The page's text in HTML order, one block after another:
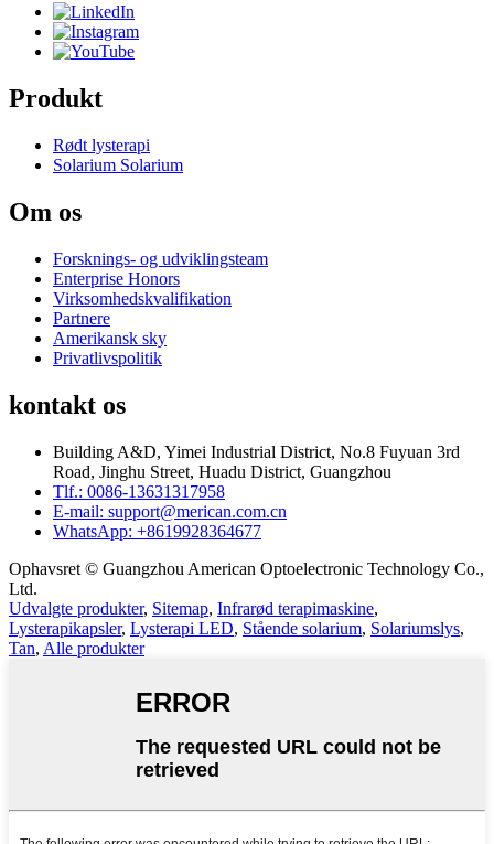
Produkt
Rødt lysterapi
Solarium Solarium
Om os
Forsknings- og udviklingsteam
Enterprise Honors
Virksomhedskvalifikation
Partnere
Amerikansk sky
Privatlivspolitik
kontakt os
Building A&D, Yimei Industrial District, No.8 Fuyuan 3rd
Road, Jinghu Street, Huadu District, Guangzhou
Tlf.: 0086-13631317958
E-mail: support@merican.com.cn
WhatsApp: +8619928364677
Ophavsret © Guangzhou American Optoelectronic Technology Co.,
Ltd.
Udvalgte produkter, Sitemap, Infrarød terapimaskine,
Lysterapikapsler, Lysterapi LED, Stående solarium, Solariumslys,
Tan, Alle produkter